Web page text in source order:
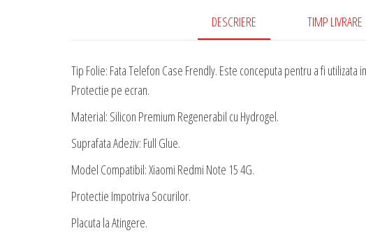
DESCRIERE TIMP LIVRARE
Tip Folie: Fata Telefon Case Frendly. Este conceputa pentru a fi
Protectie pe ecran.
Material: Silicon Premium Regenerabil cu Hydrogel.
Suprafata Adeziv: Full Glue.
Model Compatibil: Xiaomi Redmi Note 15 4G.
Protectie Impotriva Socurilor.
Placuta la Atingere.